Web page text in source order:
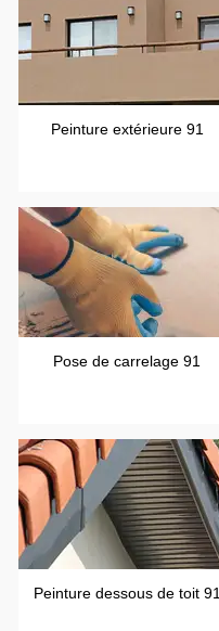
Peinture extérieure 91
Pose de carrelage 91
Peinture dessous de toit 91